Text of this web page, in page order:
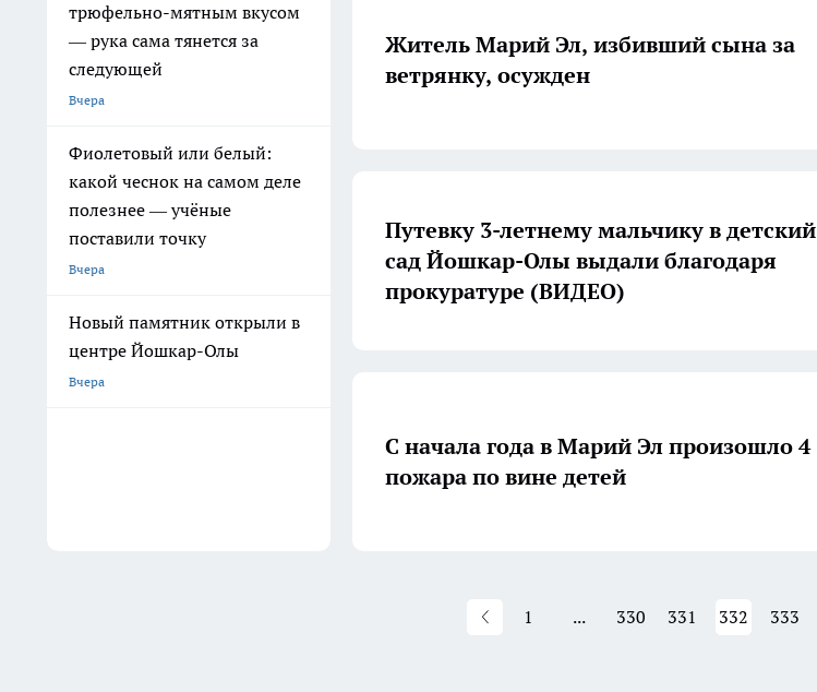
трюфельно-мятным вкусом
— рука сама тянется за
следующей
Вчера
Фиолетовый или белый:
какой чеснок на самом деле
полезнее — учёные
поставили точку
Вчера
Новый памятник открыли в
центре Йошкар-Олы
Вчера
Житель Марий Эл, избивший сына за
ветрянку, осужден
Путевку 3-летнему мальчику в детский
сад Йошкар-Олы выдали благодаря
прокуратуре (ВИДЕО)
С начала года в Марий Эл произошло 4
пожара по вине детей
1 ... 330 331 332 333